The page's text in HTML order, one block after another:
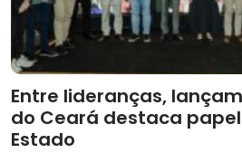
Entre lideranças,
do Ceará destaca
Estado